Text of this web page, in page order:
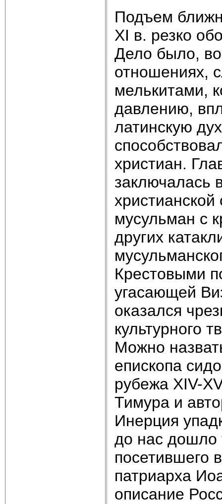
Подъем
ХI в. резко
Дело было,
отношениях,
мелькитами,
давлению,
латинскую
христиан.
заключалась
мусульман с
других
Крестовыми
угасающей
оказался
культурного
Можно
епископа
рубежа ХIV-
Тимура и
Инерция
до нас дошло
посетившего
патриарха
описание